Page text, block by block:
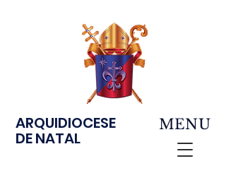
ARQUIDIOCESE
DE NATAL
MENU